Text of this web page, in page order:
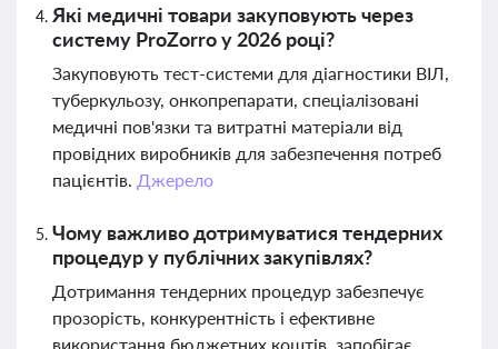
Які медичні товари закуповують через
систему ProZorro у 2026 році?
Закуповують тест-системи для діагностики ВІЛ,
туберкульозу, онкопрепарати, спеціалізовані
медичні пов'язки та витратні матеріали від
провідних виробників для забезпечення потреб
пацієнтів. Джерело
Чому важливо дотримуватися тендерних
процедур у публічних закупівлях?
Дотримання тендерних процедур забезпечує
прозорість, конкурентність і ефективне
використання бюджетних коштів, запобігає